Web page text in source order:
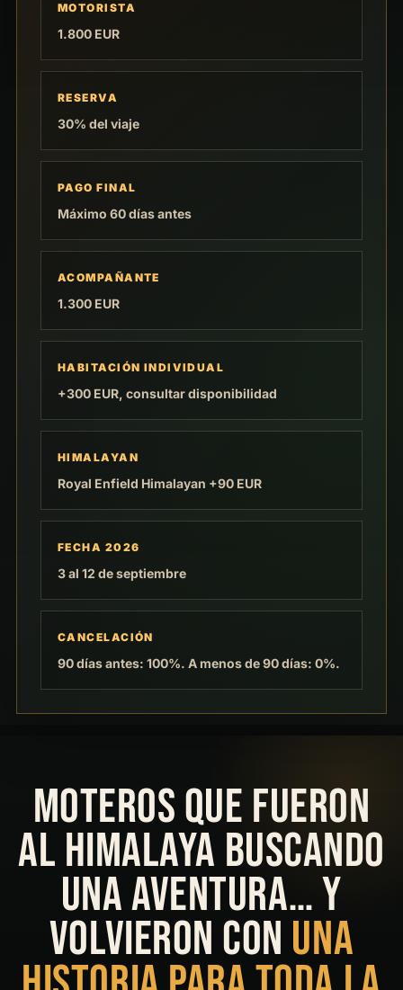
MOTORISTA
1.800 EUR
RESERVA
30% del viaje
PAGO FINAL
Máximo 60 días antes
ACOMPAÑANTE
1.300 EUR
HABITACIÓN INDIVIDUAL
+300 EUR, consultar disponibilidad
HIMALAYAN
Royal Enfield Himalayan +90 EUR
FECHA 2026
3 al 12 de septiembre
CANCELACIÓN
90 días antes: 100%. A menos de 90 días: 0%.
MOTEROS QUE FUERON
AL HIMALAYA BUSCANDO
UNA AVENTURA… Y
VOLVIERON CON UNA